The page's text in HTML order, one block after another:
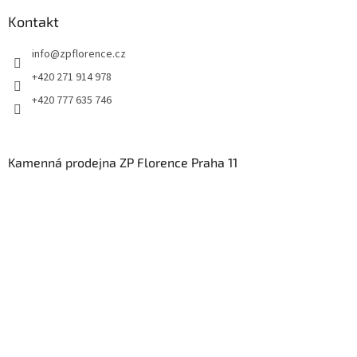
Kontakt
info@zpflorence.cz
+420 271 914 978
+420 777 635 746
Kamenná prodejna ZP Florence Praha 11